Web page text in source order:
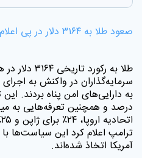
صعود طلا به ۳۱۶۴ دلار در پی اعلام تعرفه‌های جدید آمریکا
طلا به رکورد
سرمایه‌گذاران در واکنش به
ترامپ اعلام کرد این سیاست‌ها
آمریکا اتخاذ شده‌اند.